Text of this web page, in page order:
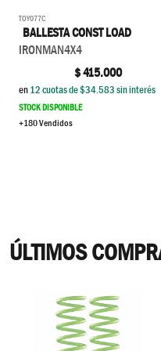
TOY077C
BALLESTA CONST LOAD
IRONMAN4X4
$415.000
en12cuotas de $34.583sin interés
STOCK DISPONIBLE
+180 Vendidos
ÚLTIMOS